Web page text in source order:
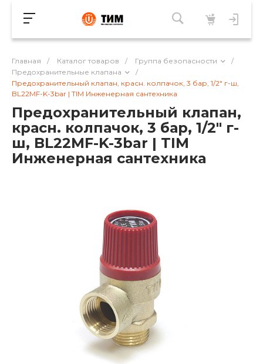
Главная / Каталог товаров / Группа безопасности
/
Предохранительные клапана
/
Предохранительный клапан, красн. колпачок, 3 бар, 1/2" г-ш,
BL22MF-K-3bar | TIM Инженерная сантехника
Предохранительный клапан,
красн. колпачок, 3 бар, 1/2" г-
ш, BL22MF-K-3bar | TIM
Инженерная сантехника